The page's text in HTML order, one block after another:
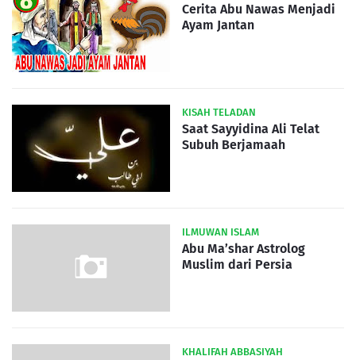
Cerita Abu Nawas Menjadi
Ayam Jantan
KISAH TELADAN
Saat Sayyidina Ali Telat
Subuh Berjamaah
ILMUWAN ISLAM
Abu Ma’shar Astrolog
Muslim dari Persia
KHALIFAH ABBASIYAH